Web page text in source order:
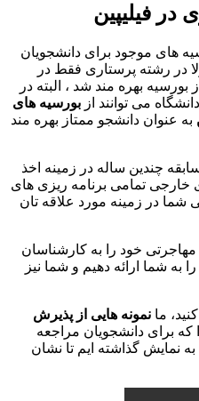
در فیلیپین
های موجود برای دانشجویان
در رشته پرستاری فقط در
بهره مند شد ، البته در
می توانند از بورسیه های
به عنوان دانشجو ممتاز بهره مند
سابقه چندین ساله در زمینه اخذ
تمامی برنامه ریزی های
شما در زمینه مورد علاقه تان
مهاجرتی خود را به کارشناسان
را به شما ارائه دهیم و شما نیز
ما نمونه هایی از پذیرش
که برای دانشجویان مراجعه
به نمایش گذاشته ایم تا نشان